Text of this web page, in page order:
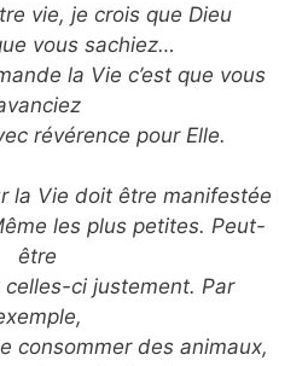
vie, je crois que Dieu
vous sachiez…
la Vie c’est que vous
révérence pour Elle.
la Vie doit être manifestée
les plus petites. Peut-
être
ci justement. Par
consommer des animaux,